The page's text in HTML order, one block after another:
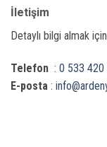
İletişim
Detaylı bilgi almak
Telefon : 0 533 420
E-posta :